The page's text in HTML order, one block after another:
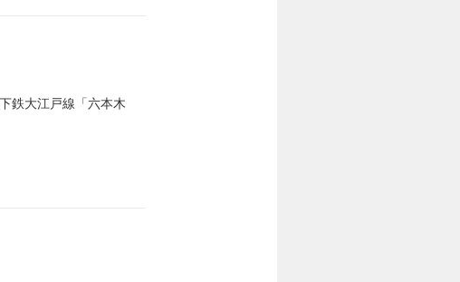
鉄大江戸線「六本木